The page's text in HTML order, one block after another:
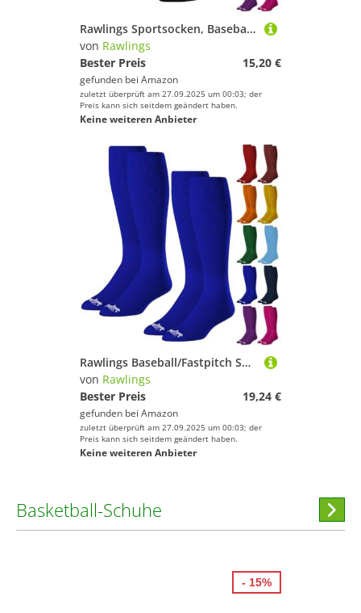
Rawlings Sportsocken, Baseball/Softball, 2 Paar, mehrere Größen/Farben
von Rawlings
Bester Preis
15,20 €
gefunden bei Amazon
zuletzt überprüft am 27.09.2025 um 00:03; der
Preis kann sich seitdem geändert haben.
Keine weiteren Anbieter
Rawlings Baseball/Fastpitch Softball-Socken, 2 Paar, verschiedene Größen/Farben
von Rawlings
Bester Preis
19,24 €
gefunden bei Amazon
zuletzt überprüft am 27.09.2025 um 00:03; der
Preis kann sich seitdem geändert haben.
Keine weiteren Anbieter
Basketball-Schuhe
- 15%